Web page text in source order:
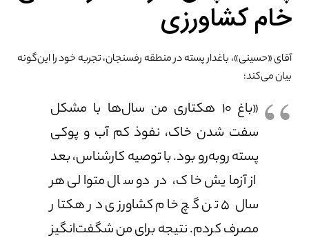
خام کشاورزی
آقای «حسینی»، باغدار پسته در منطقه رفسنجان، تجربه خود را این‌گونه
بیان می‌کند:
«باغ ۱۰ هکتاری من سال‌ها با مشکل
سفت شدن خاک، نفوذ کم آب و پوکی
پسته روبه‌رو بود. با توصیه کارشناس، بعد
از آزمایش خاک، در دو سال متوالی هر
سال ۵ تن گچ خام کشاورزی در هکتار
مصرف کردم. نتیجه برای من شگفت‌انگیز